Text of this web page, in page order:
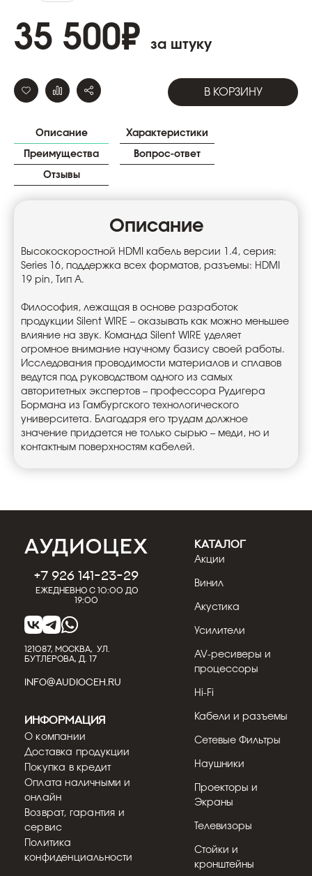
35 500₽ за штуку
В КОРЗИНУ
Описание Характеристики
Преимущества Вопрос-ответ
Отзывы
Описание
Высокоскоростной HDMI кабель версии 1.4, серия:
Series 16, поддержка всех форматов, разъемы: HDMI
19 pin, Тип А.
Философия, лежащая в основе разработок
продукции Silent WIRE – оказывать как можно меньшее
влияние на звук. Команда Silent WIRE уделяет
огромное внимание научному базису своей работы.
Исследования проводимости материалов и сплавов
ведутся под руководством одного из самых
авторитетных экспертов – профессора Рудигера
Бормана из Гамбургского технологического
университета. Благодаря его трудам должное
значение придается не только сырью – меди, но и
контактным поверхностям кабелей.
+7 926 141-23-29
Ежедневно с 10:00 до
19:00
121087, МОСКВА, УЛ.
БУТЛЕРОВА, Д. 17
INFO@AUDIOCEH.RU
КАТАЛОГ
Акции
Винил
Акустика
Усилители
AV-ресиверы и
процессоры
Hi-Fi
Кабели и разъемы
Сетевые Фильтры
Наушники
Проекторы и
Экраны
Телевизоры
Стойки и
кронштейны
Информация
О компании
Доставка продукции
Покупка в кредит
Оплата наличными и
онлайн
Возврат, гарантия и
сервис
Политика
конфиденциальности